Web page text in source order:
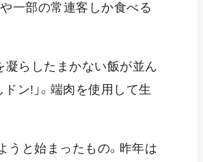
や一部の常連客しか食べる
凝らしたまかない飯が並ん
ン!」。端肉を使用して生
うと始まったもの。昨年は